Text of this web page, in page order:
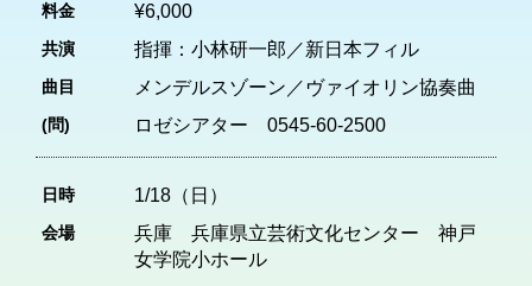
料金 ¥6,000
共演 指揮：小林研一郎／新日本フィル
曲目 メンデルスゾーン／ヴァイオリン協奏曲
(問) ロゼシアター 0545-60-2500
日時 1/18（日）
会場
兵庫 兵庫県立芸術文化センター 神戸
女学院小ホール